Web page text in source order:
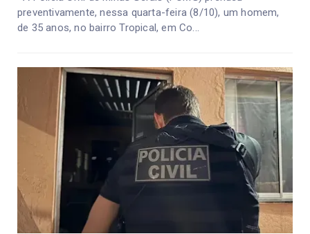
preventivamente, nessa quarta-feira (8/10), um homem,
de 35 anos, no bairro Tropical, em Co...